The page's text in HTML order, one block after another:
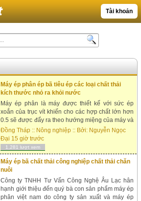
Tài khoản
Máy ép phân ép bã tiêu ép các loại chất thải
kích thước nhỏ ra khỏi nước
Máy ép phân là máy được thiết kế với sức ép
xoắn của trục vít khiến cho các hợp chất lớn hơn
0.5 sẽ được đẩy ra theo hướng miệng của máy và
ép tách nước hầu hết ra khỏi bã. Sau khi ép thì
nguyên liệu ra theo hư...
Đồng Tháp :: Nông nghiệp :: Bởi: Nguyễn Ngọc
Đại 15 giờ trước
1,281 lượt xem
Máy ép bã chất thải công nghiệp chất thải chăn
nuôi
Công ty TNHH Tư Vấn Công Nghệ Âu Lạc hân
hạnh giới thiệu đến quý bà con sản phẩm máy ép
phân việt nam do công ty sản xuất và máy ép